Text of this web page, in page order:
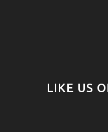
LIKE US